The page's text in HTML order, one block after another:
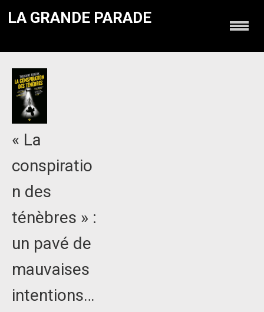
LA GRANDE PARADE
« La
conspiratio
n des
ténèbres » :
un pavé de
mauvaises
intentions…